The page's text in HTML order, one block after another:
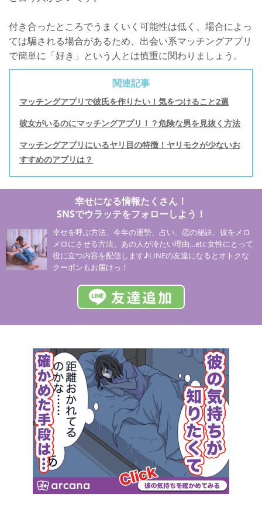
付き合ったところでうまくいく可能性は低く、場合によっ
ては騙される場合があるため、出会い系マッチングアプリ
で簡単に「好き」という人とは慎重に関わりましょう。
関連記事
マッチングアプリで彼氏を作りたい！気をつけること2選
彼女がいるのにマッチングアプリ！？危険な男を見抜く方法
マッチングアプリにいるヤリ目の特徴！ヤリモクが少ないお
すすめのアプリは？
幸せになる情報たくさん！
SNSでウラッテをフォローしよう！
幸せを呼ぶ方法、今年の運勢、占い、恋の秘訣、彼をメロ
メロにさせる方法、あの人が冷たい理由…etc 女性にとって
役に立つ内容を配信します♪LINEの友達になるとオトクな
クーポンもお届けっ！